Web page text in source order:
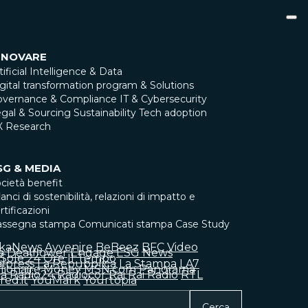
Intelligence & Data
transformation program & Solutions
& Compliance IT & Cybersecurity
& Sourcing Sustainability Tech adoption
Research
& MEDIA
benefit
di sostenibilità, relazioni di impatto e
stampa Comunicati stampa Case Study
Avvenire BeBeez BFC Video
Dealflower Engage ESG News
24 Ore Il Tempo
La Repubblica La Stampa LA7
Money MSN.com Panorama
Radio24 Radiocor Rai Rai Radio RTL
YouMark Yourtopia